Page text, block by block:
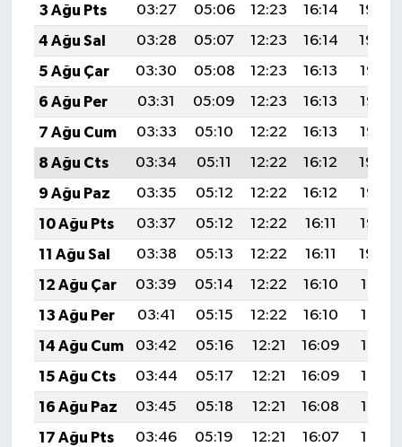
3 Ağu Pts
03:27 05:06 12:23 16:14
19:30
4 Ağu Sal
03:28 05:07 12:23 16:14
19:29
5 Ağu Çar
03:30 05:08 12:23 16:13
19:28
6 Ağu Per
03:31 05:09 12:23 16:13
19:26
7 Ağu Cum
03:33 05:10 12:22 16:13
19:25
8 Ağu Cts
03:34 05:11 12:22 16:12
19:24
9 Ağu Paz
03:35 05:12 12:22 16:12
19:23
10 Ağu Pts
03:37 05:12 12:22 16:11
19:22
11 Ağu Sal
03:38 05:13 12:22 16:11
19:20
12 Ağu Çar
03:39 05:14 12:22 16:10
19:19
13 Ağu Per
03:41 05:15 12:22 16:10
19:18
14 Ağu Cum
03:42 05:16 12:21 16:09
19:17
15 Ağu Cts
03:44 05:17 12:21 16:09
19:15
16 Ağu Paz
03:45 05:18 12:21 16:08
19:14
17 Ağu Pts
03:46 05:19 12:21 16:07
19:13